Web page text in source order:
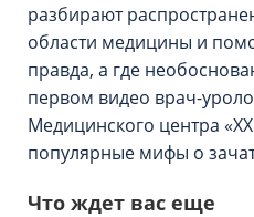
разбирают
области медицины и
правда, а где
первом видео врач-
Медицинского центра
популярные мифы о
Что ждет вас еще